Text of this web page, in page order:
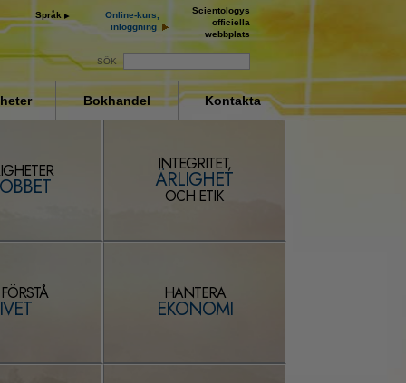
Språk
Online-kurs,
inloggning
Scientologys
officiella
webbplats
SÖK
Bokhandel Kontakta
INTEGRITET,
ÄRLIGHET
OCH ETIK
HANTERA
EKONOMI